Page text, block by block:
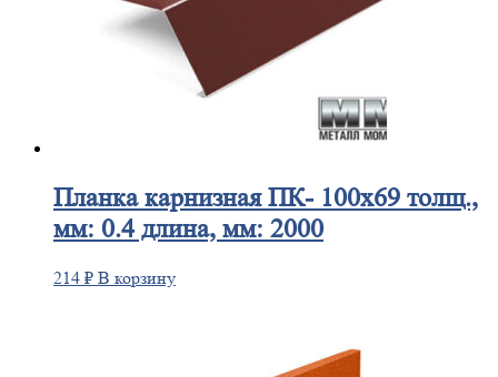
Планкакарнизная ПК- 100х69 толщ.,
мм: 0.4 длина, мм: 2000
214 ₽ В корзину